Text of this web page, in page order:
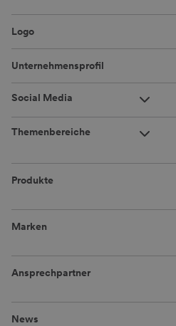
Logo
Unternehmensprofil
Social Media
Themenbereiche
Produkte
Marken
Ansprechpartner
News